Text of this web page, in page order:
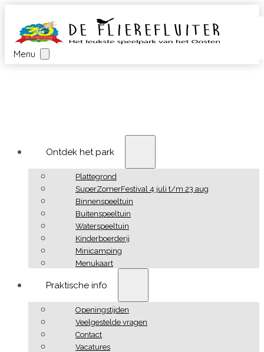
Menu
Ontdek het park
Plattegrond
SuperZomerFestival 4 juli t/m 23 aug
Binnenspeeltuin
Buitenspeeltuin
Waterspeeltuin
Kinderboerderij
Minicamping
Menukaart
Praktische info
Openingstijden
Veelgestelde vragen
Contact
Vacatures